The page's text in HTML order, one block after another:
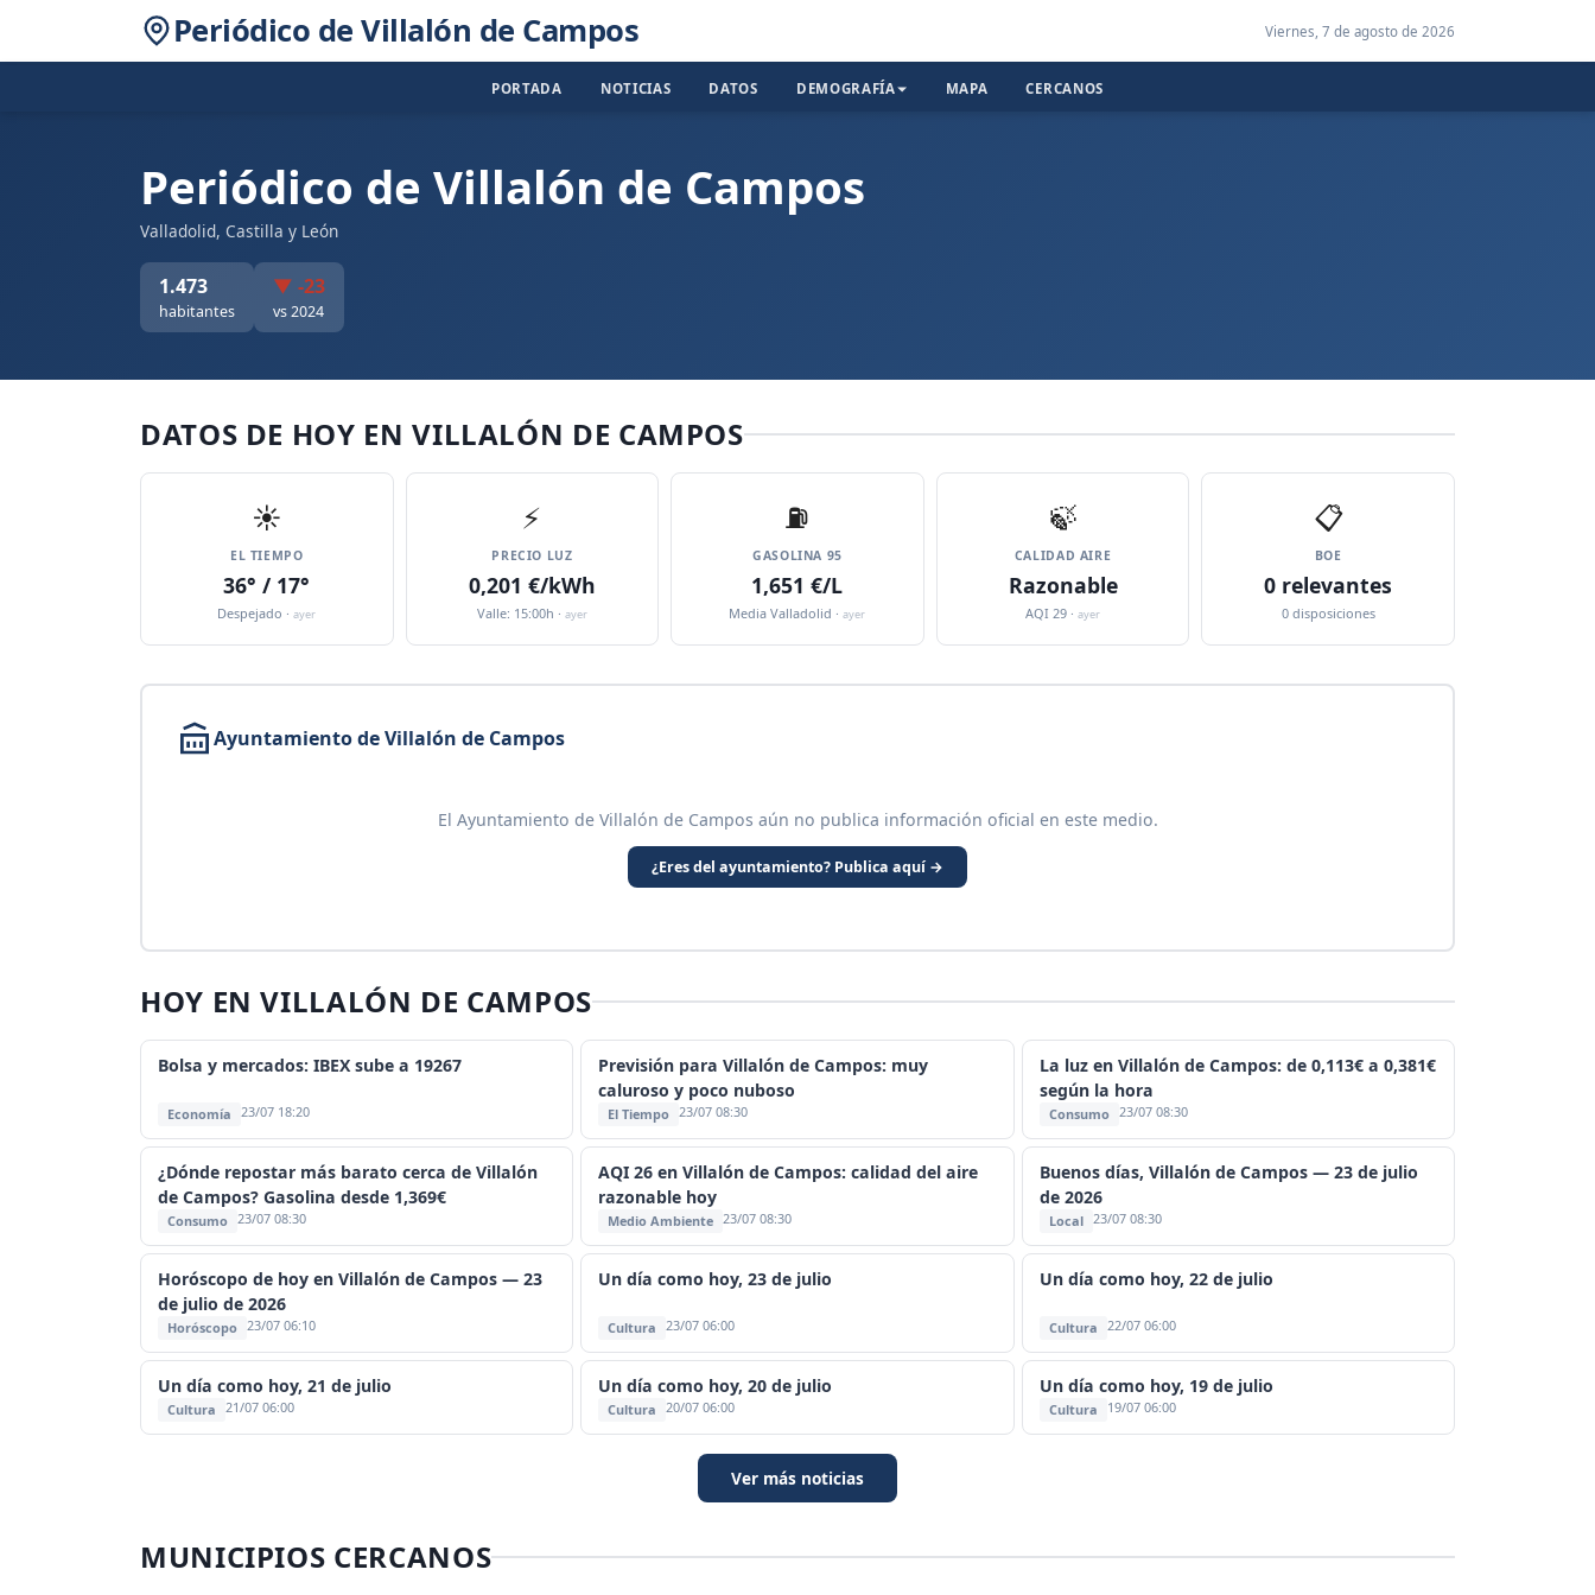
Periódico de Villalón de Campos Viernes, 7 de agosto de 2026
PORTADA NOTICIAS DATOS DEMOGRAFÍA MAPA CERCANOS
Periódico de Villalón de Campos
Valladolid, Castilla y León
1.473
habitantes
▼ -23
vs 2024
DATOS DE HOY EN VILLALÓN DE CAMPOS
☀️
EL TIEMPO
36° / 17°
Despejado ·ayer
⚡
PRECIO LUZ
0,201 €/kWh
Valle: 15:00h · ayer
⛽️
GASOLINA 95
1,651 €/L
Media Valladolid ·ayer
🍃
CALIDAD AIRE
Razonable
AQI 29 ·ayer
📋
BOE
0 relevantes
0 disposiciones
Ayuntamiento de Villalón de Campos
El Ayuntamiento de Villalón de Campos aún no publica información oficial en este medio.
¿Eres del ayuntamiento? Publica aquí →
HOY EN VILLALÓN DE CAMPOS
Bolsa y mercados: IBEX sube a 19267
Economía 23/07 18:20
Previsión para Villalón de Campos: muy
caluroso y poco nuboso
El Tiempo 23/07 08:30
La luz en Villalón de Campos: de 0,113€ a 0,381€
según la hora
Consumo 23/07 08:30
¿Dónde repostar más barato cerca de Villalón
de Campos? Gasolina desde 1,369€
Consumo 23/07 08:30
AQI 26 en Villalón de Campos: calidad del aire
razonable hoy
Medio Ambiente 23/07 08:30
Buenos días, Villalón de Campos — 23 de julio
de 2026
Local 23/07 08:30
Horóscopo de hoy en Villalón de Campos — 23
de julio de 2026
Horóscopo 23/07 06:10
Un día como hoy, 23 de julio
Cultura 23/07 06:00
Un día como hoy, 22 de julio
Cultura 22/07 06:00
Un día como hoy, 21 de julio
Cultura 21/07 06:00
Un día como hoy, 20 de julio
Cultura 20/07 06:00
Un día como hoy, 19 de julio
Cultura 19/07 06:00
Ver más noticias
MUNICIPIOS CERCANOS